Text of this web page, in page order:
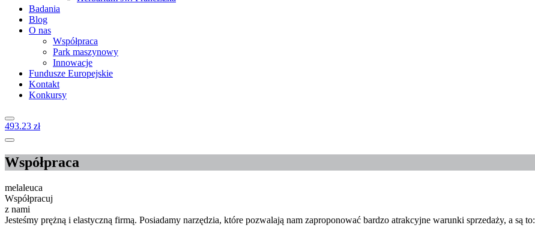
Badania
Blog
O nas
Współpraca
Park maszynowy
Innowacje
Fundusze Europejskie
Kontakt
Konkursy
493.23 zł
Współpraca
melaleuca
Współpracuj
z nami
Jesteśmy prężną i elastyczną firmą. Posiadamy narzędzia, które pozwalają nam zaproponować bardzo atrakcyjne warunki sprzedaży, a są to: